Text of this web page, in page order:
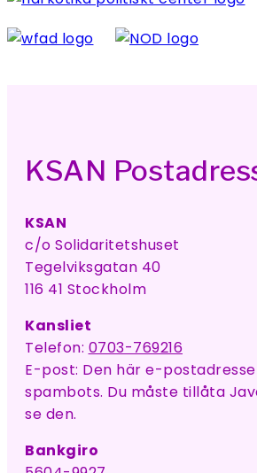
KSAN
KSAN
c/o Solidaritetshuset
Tegelviksgatan 40
116 41 Stockholm
Kansliet
Telefon: 0703-769216
E-post: Den här e-
spambots. Du måste tillåta
se den.
Bankgiro